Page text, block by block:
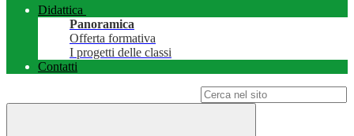
Didattica
Panoramica
Offerta formativa
I progetti delle classi
Contatti